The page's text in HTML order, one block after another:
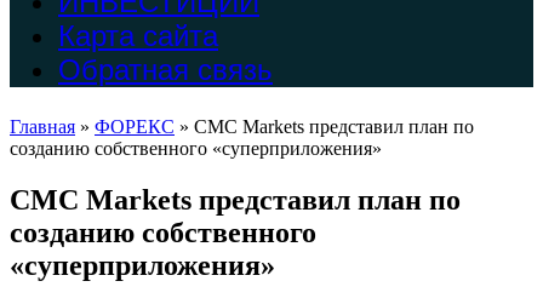
Карта сайта
Обратная связь
Главная » ФОРЕКС » CMC Markets представил план по
созданию собственного «суперприложения»
CMC Markets представил план по
созданию собственного
«суперприложения»